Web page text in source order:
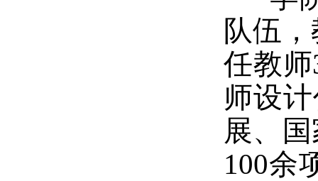
队伍
任教师
师设
展、
100余